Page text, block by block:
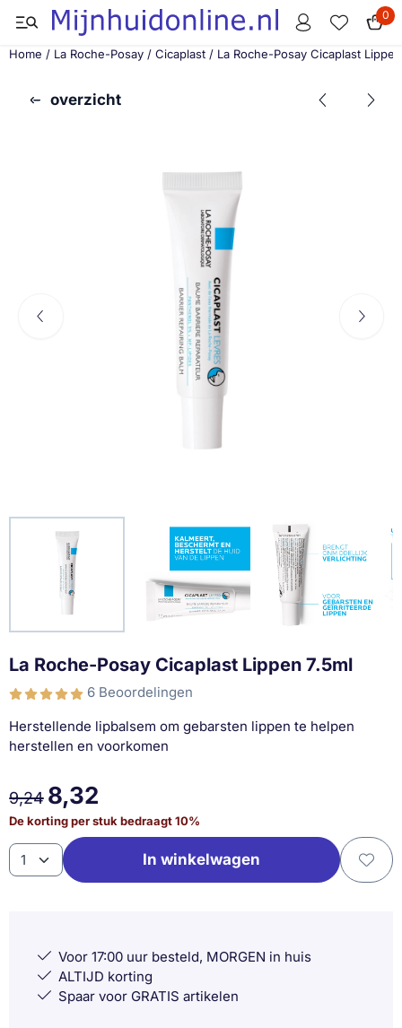
Cookievoorkeuren zijn momenteel gesloten. 0
Home / La Roche-Posay / Cicaplast / La Roche-Posay Cicaplast
overzicht
La Roche-Posay Cicaplast Lippen 7.5ml
6 Beoordelingen
Herstellende lipbalsem om gebarsten lippen te helpen
herstellen en voorkomen
9,24 8,32
De korting per stuk bedraagt10%
Aantal In winkelwagen
Voor 17:00 uur besteld, MORGEN in huis
ALTIJD korting
Spaar voor GRATIS artikelen